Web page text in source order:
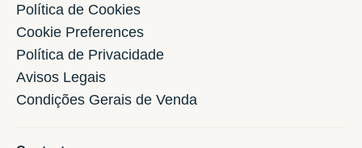
Política de Cookies
Cookie Preferences
Política de Privacidade
Avisos Legais
Condições Gerais de Venda